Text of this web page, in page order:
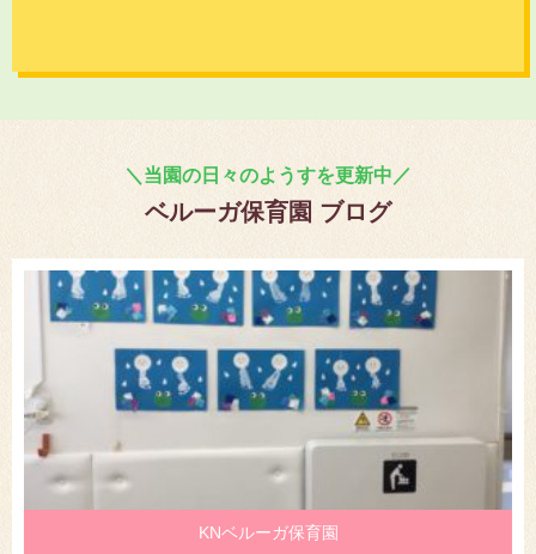
＼当園の日々のようすを更新中／
ベルーガ保育園 ブログ
KNベルーガ保育園